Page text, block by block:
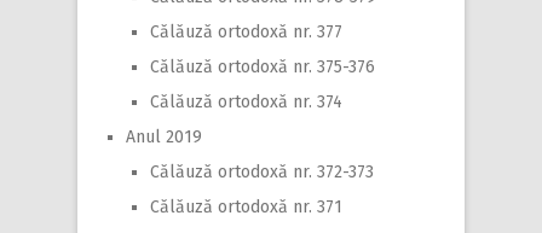
Călăuză ortodoxă nr. 377
Călăuză ortodoxă nr. 375-376
Călăuză ortodoxă nr. 374
Anul 2019
Călăuză ortodoxă nr. 372-373
Călăuză ortodoxă nr. 371